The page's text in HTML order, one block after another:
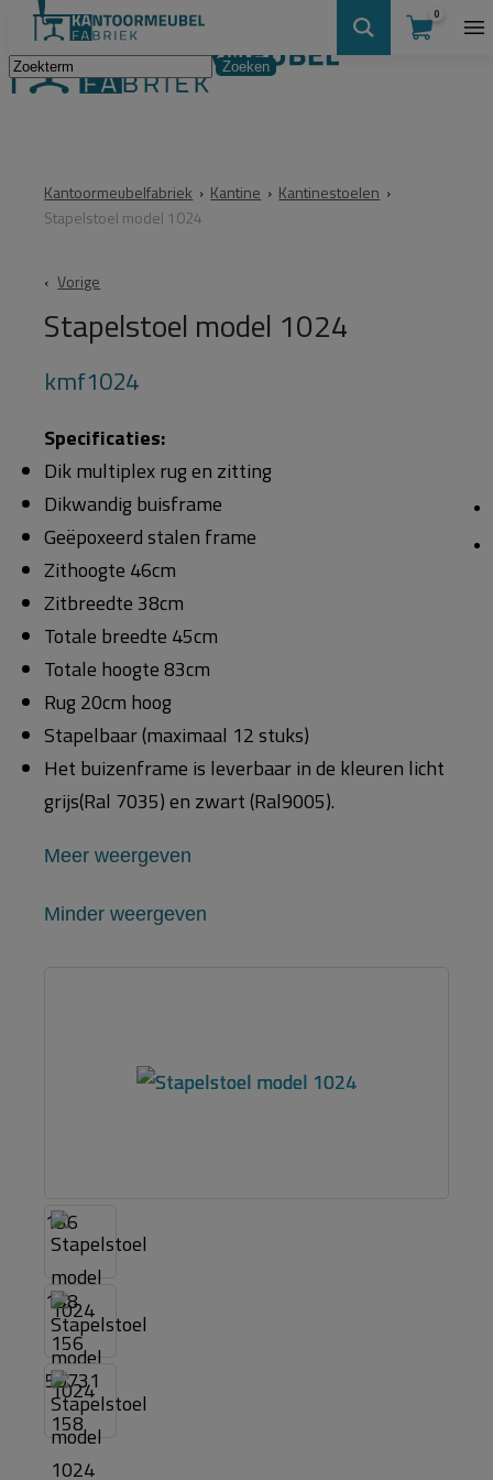
0
Kantoormeubelfabriek › Kantine › Kantinestoelen ›
Stapelstoel model 1024
Vorige
Stapelstoel model 1024
kmf1024
Specificaties:
Dik multiplex rug en zitting
Dikwandig buisframe
Geëpoxeerd stalen frame
Zithoogte 46cm
Zitbreedte 38cm
Totale breedte 45cm
Totale hoogte 83cm
Rug 20cm hoog
Stapelbaar (maximaal 12 stuks)
Het buizenframe is leverbaar in de kleuren licht
grijs(Ral 7035) en zwart (Ral9005).
Meer weergeven
Minder weergeven
156
158
59731